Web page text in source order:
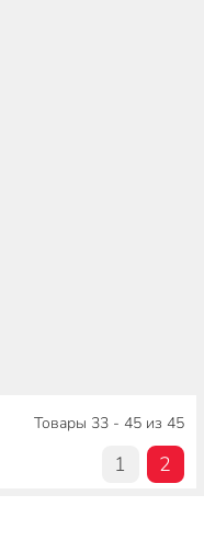
Товары 33 - 45 из 45
1 2